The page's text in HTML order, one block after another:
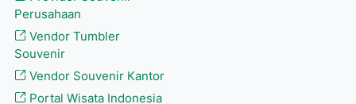
Perusahaan
Vendor Tumbler
Souvenir
Vendor Souvenir Kantor
Portal Wisata Indonesia